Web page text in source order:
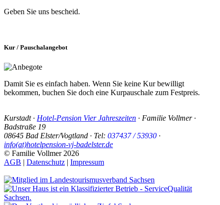
Geben Sie uns bescheid.
Kur / Pauschalangebot
Damit Sie es einfach haben. Wenn Sie keine Kur bewilligt
bekommen, buchen Sie doch eine Kurpauschale zum Festpreis.
Kurstadt· Hotel-Pension Vier Jahreszeiten · Familie Vollmer·
Badstraße 19
08645 Bad Elster/Vogtland · Tel: 037437 / 53930 ·
info(at)hotelpension-vj-badelster.de
© Familie Vollmer 2026
AGB | Datenschutz | Impressum